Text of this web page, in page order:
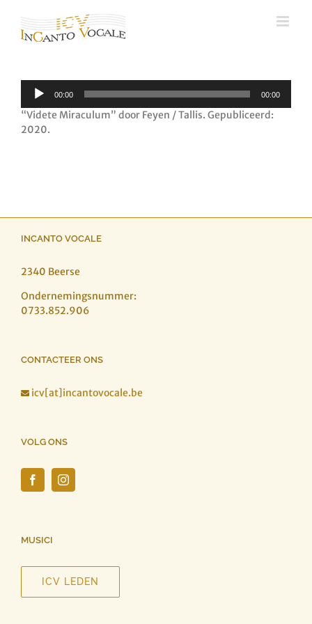
inhoud
Audiospeler
00:00 00:00
“Videte Miraculum” door Feyen / Tallis. Gepubliceerd:
2020.
INCANTO VOCALE
2340 Beerse
Ondernemingsnummer:
0733.852.906
CONTACTEER ONS
 icv[at]incantovocale.be
VOLG ONS
MUSICI
ICV LEDEN